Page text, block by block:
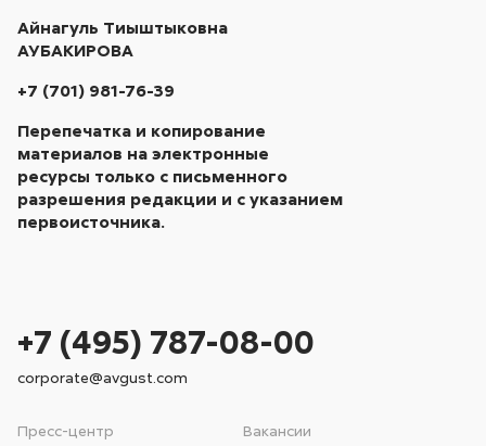
Айнагуль Тиыштыковна
АУБАКИРОВА
+7 (701) 981-76-39
Перепечатка и копирование
материалов на электронные
ресурсы только с письменного
разрешения редакции и с указанием
первоисточника.
Пресс-центр Вакансии
+7 (495) 787-08-00
corporate@avgust.com